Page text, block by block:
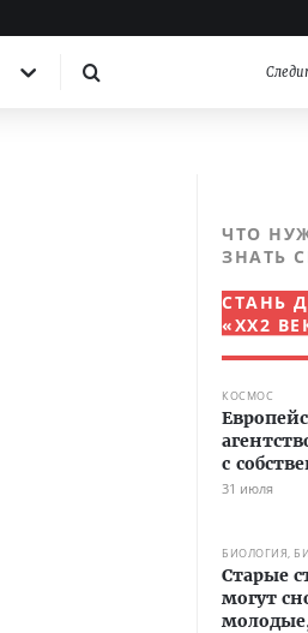
ЧТО
ЗНАТЬ
СТАНЬ
«XX2
КОСМОС
с
31 июля
БИОЛОГИЯ,
Старые
могут